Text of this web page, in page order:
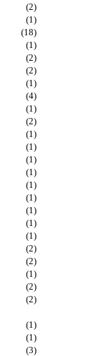
(2)
(1)
(18)
(1)
(2)
(2)
(1)
(4)
(1)
(2)
(1)
(1)
(1)
(1)
(1)
(1)
(1)
(1)
(1)
(2)
(2)
(1)
(2)
(2)
(1)
(1)
(3)